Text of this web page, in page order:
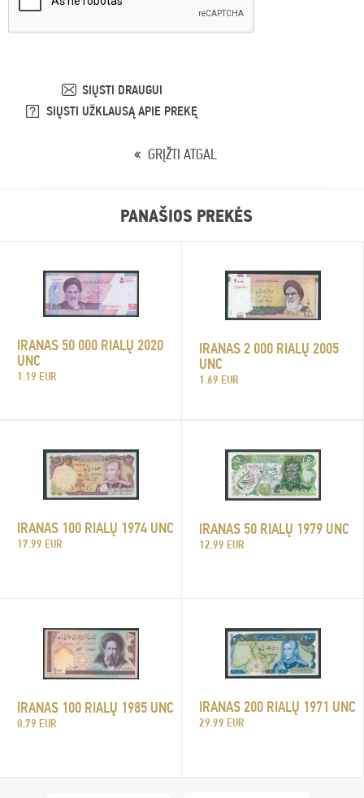
SIŲSTI DRAUGUI
SIŲSTI UŽKLAUSĄ APIE PREKĘ
GRĮŽTI ATGAL
PANAŠIOS PREKĖS
IRANAS 50 000 RIALŲ 2020
UNC
1.19 EUR
IRANAS 2 000 RIALŲ 2005
UNC
1.69 EUR
IRANAS 100 RIALŲ 1974 UNC
17.99 EUR
IRANAS 50 RIALŲ 1979 UNC
12.99 EUR
IRANAS 100 RIALŲ 1985 UNC
0.79 EUR
IRANAS 200 RIALŲ 1971 UNC
29.99 EUR